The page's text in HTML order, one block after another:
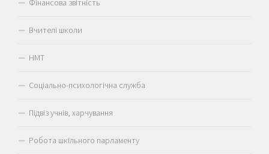
Фінансова звітність
Вчителі школи
НМТ
Соціально-психологічна служба
Підвіз учнів, харчування
Робота шкільного парламенту